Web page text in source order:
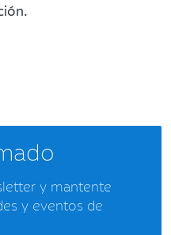
y mantente
y eventos de